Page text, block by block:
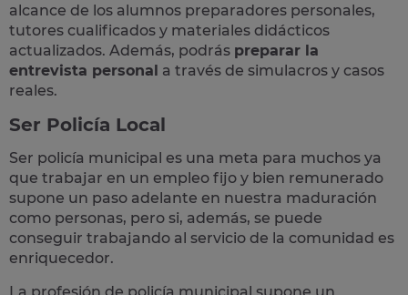
alcance de los alumnos preparadores personales,
tutores cualificados y materiales didácticos
actualizados. Además, podrás preparar la
entrevista personal a través de simulacros y casos
reales.
Ser Policía Local
Ser policía municipal es una meta para muchos ya
que trabajar en un empleo fijo y bien remunerado
supone un paso adelante en nuestra maduración
como personas, pero si, además, se puede
conseguir trabajando al servicio de la comunidad es
enriquecedor.